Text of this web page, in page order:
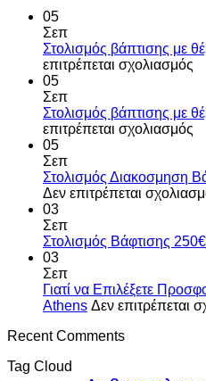
05
Σεπ
Στολισμός βάπτισης με
επιτρέπεται σχολιασμός
με
05
Σεπ
Στολισμός βάπτισης με
επιτρέπεται σχολιασμός
με
05
Σεπ
Στολισμός Διακοσμηση
Δεν επιτρέπεται
03
Σεπ
Στολισμός Βάφτισης 250€
03
Σεπ
Γιατί να Επιλέξετε
Athens Δεν επιτρέπεται
Recent Comments
Tag Cloud